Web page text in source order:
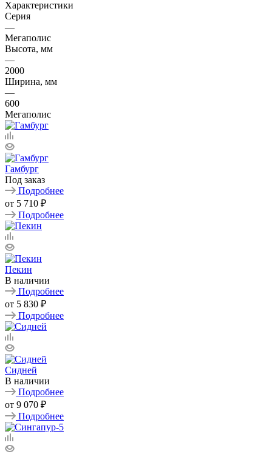
Характеристики
Серия
—
Мегаполис
Высота, мм
—
2000
Ширина, мм
—
600
Мегаполис
Гамбург
Под заказ
Подробнее
от 5 710 ₽
Подробнее
Пекин
В наличии
Подробнее
от 5 830 ₽
Подробнее
Сидней
В наличии
Подробнее
от 9 070 ₽
Подробнее